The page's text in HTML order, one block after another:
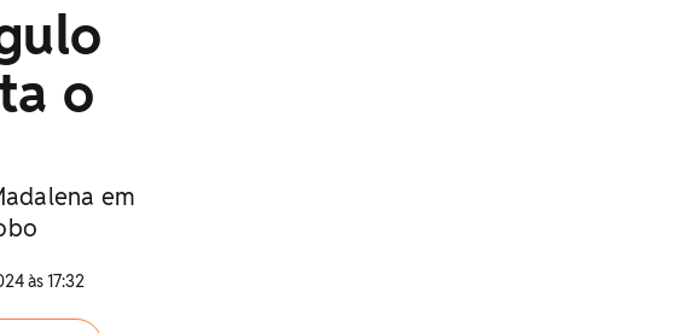
o
em
às 17:32